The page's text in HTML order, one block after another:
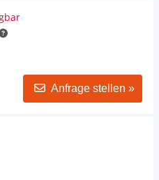
Anfrage stellen »